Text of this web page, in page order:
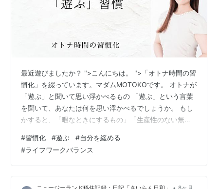
最近遊びましたか？ ">こんにちは。 ">「オトナ時間の習
慣化」を綴っています。マダムMOTOKOです。 オトナが
「遊ぶ」と聞いて思い浮かべるもの 「遊ぶ」という言葉
を聞いて、あなたは何を思い浮かべるでしょうか。 もし
かすると、「暇なときにするもの」「生産性のない無駄
んだかもしれません。 オトナになると、遊びはどこか後
ろめたいもの、優先順位の低いものとして扱われがちで
す。 でも、本当にそうでしょうか。子どもの頃を思い出
してみてください。学校から帰って友達と公園で遊んだ
#習慣化 #遊ぶ #自分を緩める
#ライフワークバランス
•